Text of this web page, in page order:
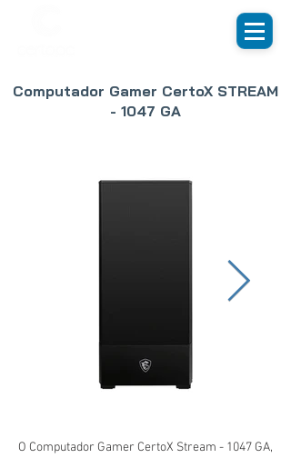
Computador Gamer CertoX STREAM
- 1047 GA
O Computador Gamer CertoX Stream - 1047 GA,